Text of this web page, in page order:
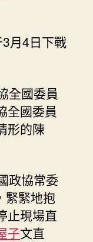
月4日下戰
全國委員
全國委員
形的陳
政協常委
緊緊地抱
止現場直
子文直